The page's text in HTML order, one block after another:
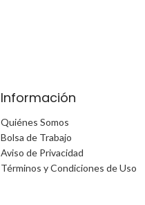
Información
Quiénes Somos
Bolsa de Trabajo
Aviso de Privacidad
Términos y Condiciones de Uso